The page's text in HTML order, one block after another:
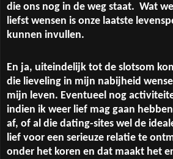
die ons nog in de weg staat. Wat
liefst wensen is onze laatste
kunnen invullen.
En ja, uiteindelijk tot de slotsom
die lieveling in mijn nabijheid
mijn leven. Eventueel nog
indien ik weer lief mag gaan
af, of al die dating-sites wel de
lief voor een serieuze relatie te
onder het koren en dat maakt het